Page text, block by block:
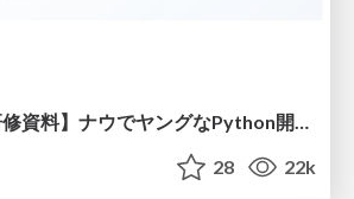
【2020年新人研修資料】ナウでヤングなPython開発入門
28 22k